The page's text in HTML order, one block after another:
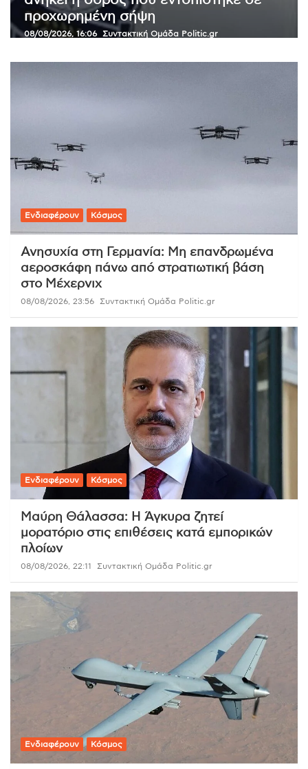
μειώσεις από 31 Αυγούστου
08/08/2026, 08:17 Οικονομική Σύνταξη Politic.gr
Ενδιαφέρουν Κόσμος
Ανησυχία στη Γερμανία: Μη επανδρωμένα
αεροσκάφη πάνω από στρατιωτική βάση
στο Μέχερνιχ
08/08/2026, 23:56 Συντακτική Ομάδα Politic.gr
Ενδιαφέρουν Κόσμος
Μαύρη Θάλασσα: Η Άγκυρα ζητεί
μορατόριο στις επιθέσεις κατά εμπορικών
πλοίων
08/08/2026, 22:11 Συντακτική Ομάδα Politic.gr
Ενδιαφέρουν Κόσμος